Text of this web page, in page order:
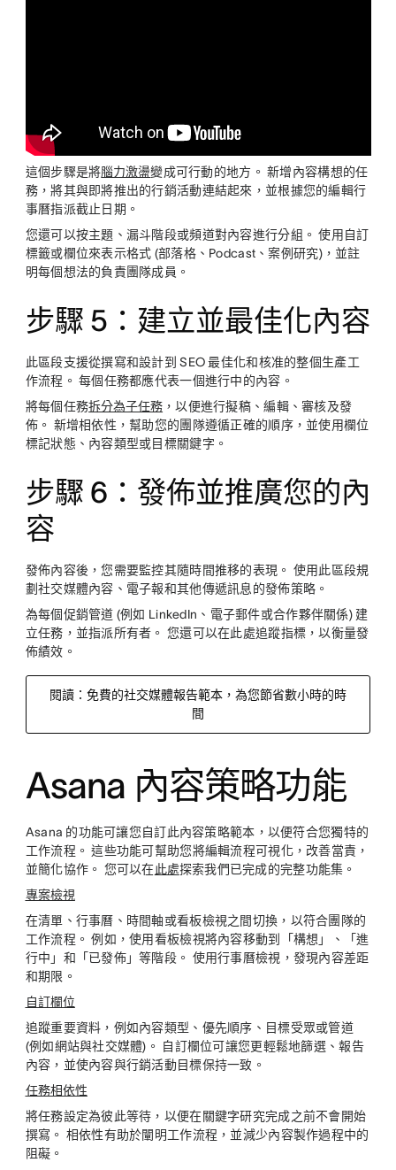
這個步驟是將腦力激盪變成可行動的地方。 新增內容構想的任
務，將其與即將推出的行銷活動連結起來，並根據您的編輯行
事曆指派截止日期。
您還可以按主題、漏斗階段或頻道對內容進行分組。 使用自訂
標籤或欄位來表示格式 (部落格、Podcast、案例研究)，並註
明每個想法的負責團隊成員。
步驟 5：建立並最佳化內容
此區段支援從撰寫和設計到 SEO 最佳化和核准的整個生產工
作流程。 每個任務都應代表一個進行中的內容。
將每個任務拆分為子任務 ，以便進行擬稿、編輯、審核及發
佈。 新增相依性，幫助您的團隊遵循正確的順序，並使用欄位
標記狀態、內容類型或目標關鍵字。
步驟 6：發佈並推廣您的內
容
發佈內容後，您需要監控其隨時間推移的表現。 使用此區段規
劃社交媒體內容、電子報和其他傳遞訊息的發佈策略。
為每個促銷管道 (例如 LinkedIn、電子郵件或合作夥伴關係) 建
立任務，並指派所有者。 您還可以在此處追蹤指標，以衡量發
佈績效。
閱讀：免費的社交媒體報告範本，為您節省數小時的時
間
Asana 內容策略功能
Asana 的功能可讓您自訂此內容策略範本，以便符合您獨特的
工作流程。 這些功能可幫助您將編輯流程可視化，改善當責，
並簡化協作。 您可以在此處探索我們已完成的完整功能集。
專案檢視
在清單、行事曆、時間軸或看板檢視之間切換，以符合團隊的
工作流程。 例如，使用看板檢視將內容移動到「構想」、「進
行中」和「已發佈」等階段。 使用行事曆檢視，發現內容差距
和期限。
自訂欄位
追蹤重要資料，例如內容類型、優先順序、目標受眾或管道
(例如網站與社交媒體)。 自訂欄位可讓您更輕鬆地篩選、報告
內容，並使內容與行銷活動目標保持一致。
任務相依性
將任務設定為彼此等待，以便在關鍵字研究完成之前不會開始
撰寫。 相依性有助於闡明工作流程，並減少內容製作過程中的
阻礙。